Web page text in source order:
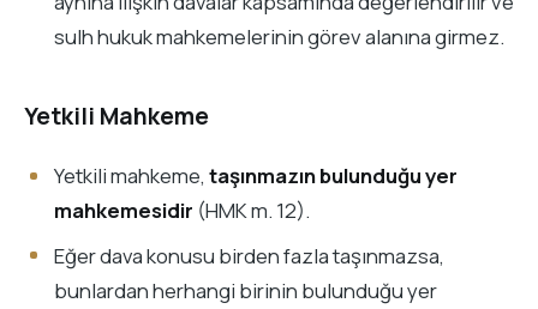
sulh hukuk mahkemelerinin görev alanına girmez.
Yetkili Mahkeme
Yetkili mahkeme, taşınmazın bulunduğu yer
mahkemesidir (HMK m. 12).
Eğer dava konusu birden fazla taşınmazsa,
bunlardan herhangi birinin bulunduğu yer